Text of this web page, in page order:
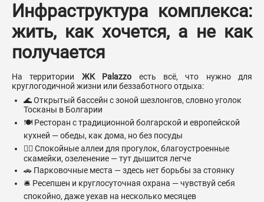
Инфраструктура комплекса:
жить, как хочется, а не как
получается
На территории ЖК Palazzo есть всё, что нужно для
круглогодичной жизни или беззаботного отдыха:
🌊 Открытый бассейн с зоной шезлонгов, словно уголок
Тосканы в Болгарии
🍽️ Ресторан с традиционной болгарской и европейской
кухней — обеды, как дома, но без посуды
🧘‍♀️ Спокойные аллеи для прогулок, благоустроенные
скамейки, озеленение — тут дышится легче
🚗 Парковочные места — здесь нет борьбы за стоянку
🛎 Ресепшен и круглосуточная охрана — чувствуй себя
спокойно, даже уехав на несколько месяцев